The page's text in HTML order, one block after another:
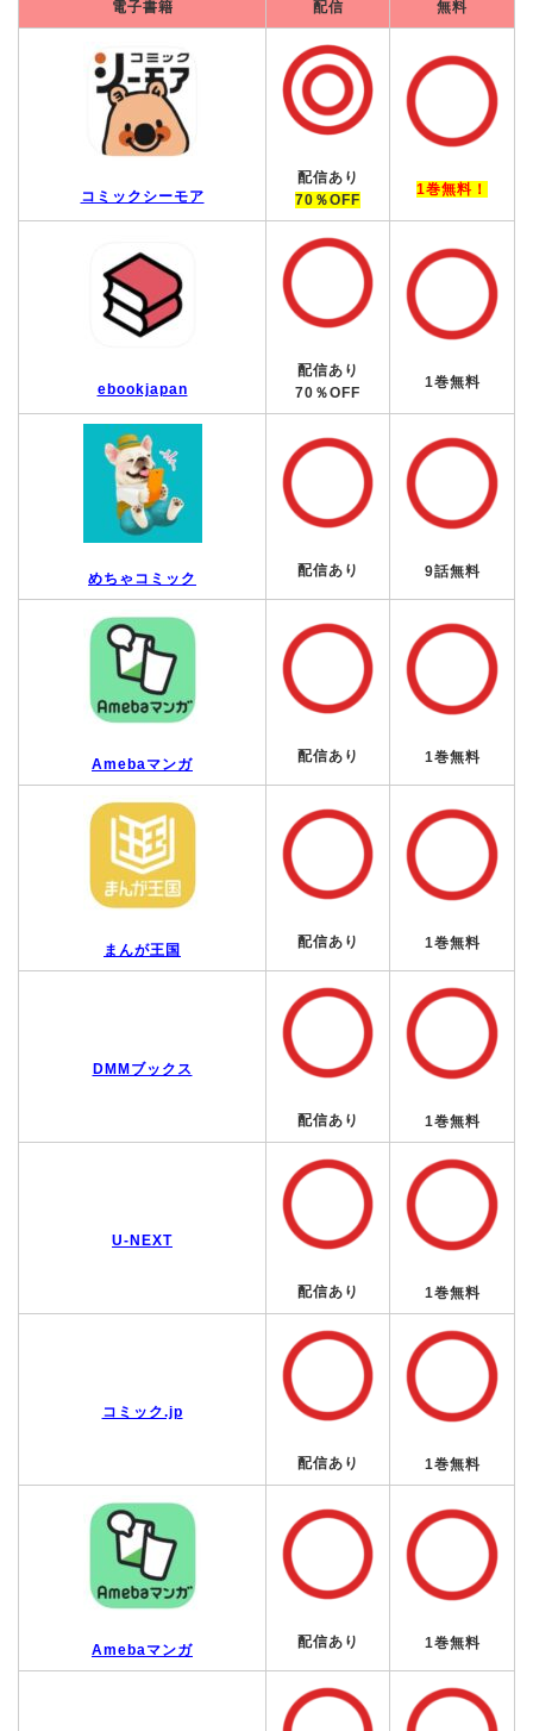
電子書籍 配信 無料
コミックシーモア
配信あり
70％OFF
1巻無料！
ebookjapan
配信あり
70％OFF
1巻無料
めちゃコミック 配信あり 9話無料
Amebaマンガ 配信あり 1巻無料
まんが王国 配信あり 1巻無料
DMMブックス
配信あり 1巻無料
U-NEXT
配信あり 1巻無料
コミック.jp
配信あり 1巻無料
Amebaマンガ 配信あり 1巻無料